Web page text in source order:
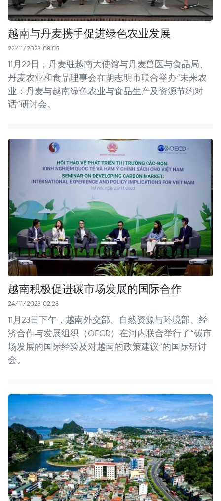
越南与丹麦携手促进绿色农业发展
22/11/2023 08:05
11月22日，丹麦驻越南大使馆与丹麦兽医与食品局、
丹麦农业和食品理事会在胡志明市联合举办“未来农
业：丹麦与越南绿色农业与食品生产及资源节约对
话”研讨会。
越南积极促进碳市场发展的国际合作
24/11/2023 02:28
11月23日下午，越南外交部、自然资源与环境部、经
济合作与发展组织（OECD）在河内联合举行了“碳市
场发展的国际经验及对越南的政策建议”的国际研讨
会。